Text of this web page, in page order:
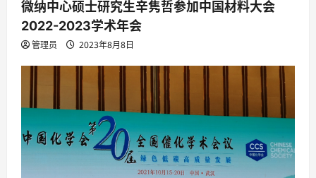
微纳中心硕士研究生辛隽哲参加中国材料大会
2022-2023学术年会
管理员 2023年8月8日